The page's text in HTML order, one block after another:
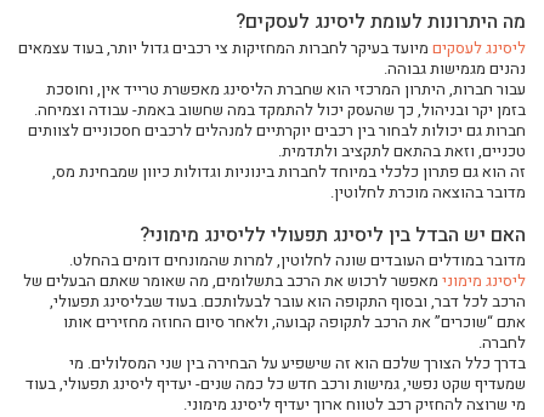
השוואה בין דרכי מימון שונות לרכב – מה חשוב לדעת לפני שמחליטים
ניהול צי רכב לעסקים - איך לחסוך זמן וכסף
איך לבחור רכב חשמלי שמתאים גם לתדמית וגם לתקציב
פתרונות תחבורה גמישים לעובדים ולמנהלים
ניהול חכם של רכב פרטי או עסקי בעולם משתנה
איך לבחור פתרון רכישת רכב שמתאים לצרכים האישיים והעסקיים שלכם
ניהול אנרגיה בעידן הרכב החשמלי – חיסכון, שליטה ונוחות
רכב חשמלי: פתרון תחבורה חכם לעסק או למשפחה
המדריך לקבלת החלטה נכונה כשנכנסים לעולם הרכב החדש
כך תנהלו הוצאות רכב בצורה חכמה ויעילה
פתרונות מתקדמים לניידות בעולם העסקי המודרני
איך עסקים יכולים לחסוך בעלויות תחבורה לאורך זמן
מה היתרונות לעומת ליסינג לעסקים?
ליסינג לעסקים מיועד בעיקר לחברות המחזיקות צי רכבים גדול יותר, בעוד עצמאים
נהנים מגמישות גבוהה.
עבור חברות, היתרון המרכזי הוא שחברת הליסינג מאפשרת טרייד אין, וחוסכת
בזמן יקר ובניהול, כך שהעסק יכול להתמקד במה שחשוב באמת- עבודה וצמיחה.
חברות גם יכולות לבחור בין רכבים יוקרתיים למנהלים לרכבים חסכוניים לצוותים
טכניים, וזאת בהתאם לתקציב ולתדמית.
זה הוא גם פתרון כלכלי במיוחד לחברות בינוניות וגדולות כיוון שמבחינת מס,
מדובר בהוצאה מוכרת לחלוטין.
האם יש הבדל בין ליסינג תפעולי לליסינג מימוני?
מדובר במודלים העובדים שונה לחלוטין, למרות שהמונחים דומים בהחלט.
ליסינג מימוני מאפשר לרכוש את הרכב בתשלומים, מה שאומר שאתם הבעלים של
הרכב לכל דבר, ובסוף התקופה הוא עובר לבעלותכם. בעוד שבליסינג תפעולי,
אתם “שוכרים” את הרכב לתקופה קבועה, ולאחר סיום החוזה מחזירים אותו
לחברה.
בדרך כלל הצורך שלכם הוא זה שישפיע על הבחירה בין שני המסלולים. מי
שמעדיף שקט נפשי, גמישות ורכב חדש כל כמה שנים- יעדיף ליסינג תפעולי, בעוד
מי שרוצה להחזיק רכב לטווח ארוך יעדיף ליסינג מימוני.